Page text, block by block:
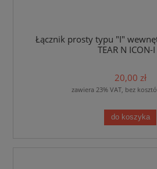
Łącznik prosty typu "I"
TEAR N ICON-
20,00 zł
zawiera 23% VAT, bez
do koszyka